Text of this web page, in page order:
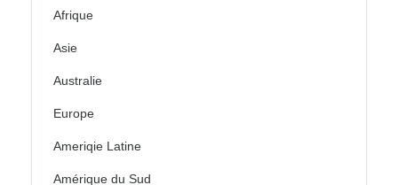
Afrique
Asie
Australie
Europe
Ameriqie Latine
Amérique du Sud